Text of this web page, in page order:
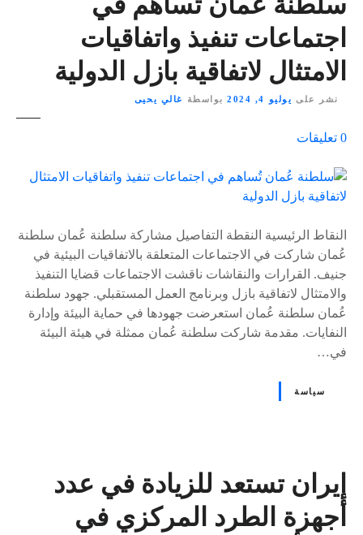
اجتماعات تنفيذ واتفاقيات
الامتثال لاتفاقية بازل الدولية
نشر على يوليو 4, 2024 بواسطة غالي يحيى
0 تعليقات
ى
٪
النقاط الرئيسية النقطة التفاصيل مشاركة سلطنة عُمان سلطنة
عُمان شاركت في الاجتماعات المتعلقة بالاتفاقيات البيئية في
جنيف. القرارات والنقاشات ناقشت الاجتماعات قضايا التنفيذ
والامتثال لاتفاقية بازل وبرنامج العمل المستقبلي. جهود سلطنة
عُمان سلطنة عُمان استعرضت جهودها في حماية البيئة وإدارة
النفايات. مقدمة شاركت سلطنة عُمان ممثلة في هيئة البيئة
في…
سياسة
إيران تستعد للزيادة في عدد
أجهزة الطرد المركزي في